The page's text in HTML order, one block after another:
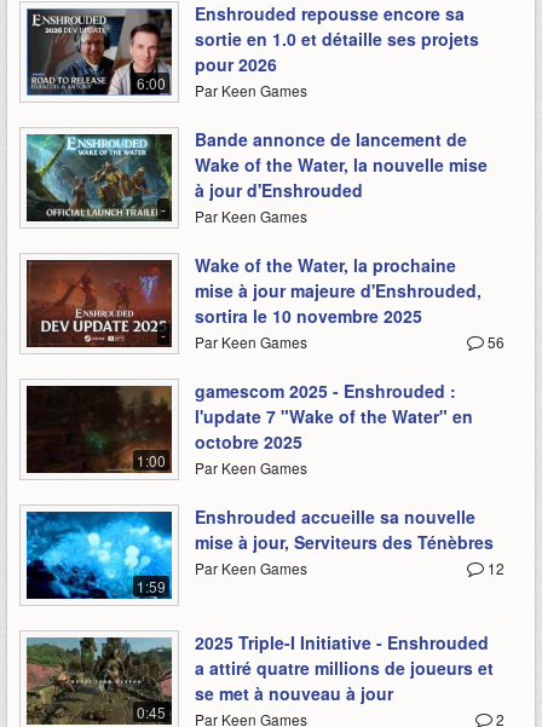
6:00
Enshrouded repousse encore sa
sortie en 1.0 et détaille ses projets
pour 2026
Par Keen Games
-
Bande annonce de lancement de
Wake of the Water, la nouvelle mise
à jour d'Enshrouded
Par Keen Games
-
Wake of the Water, la prochaine
mise à jour majeure d'Enshrouded,
sortira le 10 novembre 2025
56
Par Keen Games
1:00
gamescom 2025 - Enshrouded :
l'update 7 "Wake of the Water" en
octobre 2025
Par Keen Games
1:59
Enshrouded accueille sa nouvelle
mise à jour, Serviteurs des Ténèbres
12
Par Keen Games
0:45
2025 Triple-I Initiative - Enshrouded
a attiré quatre millions de joueurs et
se met à nouveau à jour
2
Par Keen Games